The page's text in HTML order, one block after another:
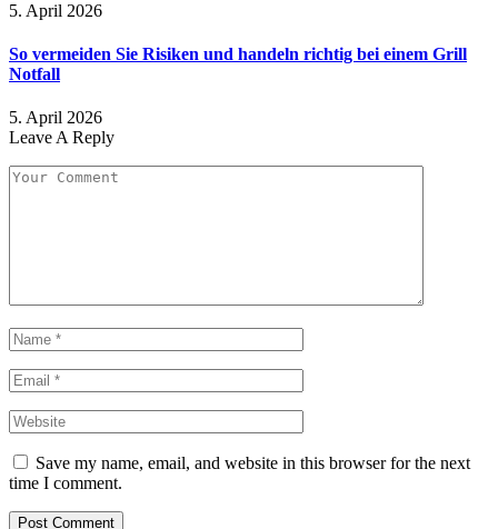
5. April 2026
So vermeiden Sie Risiken und handeln richtig bei einem Grill
Notfall
5. April 2026
Leave A Reply
Save my name, email, and website in this browser for the next
time I comment.